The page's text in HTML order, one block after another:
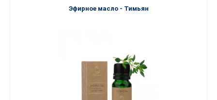
Эфирное масло - Тимьян